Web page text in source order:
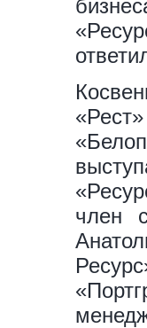
член